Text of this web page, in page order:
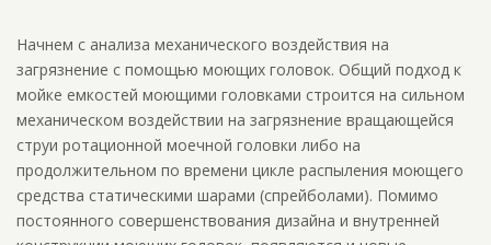
Начнем с анализа механического воздействия на
загрязнение с помощью моющих головок. Общий подход к
мойке емкостей моющими головками строится на сильном
механическом воздействии на загрязнение вращающейся
струи ротационной моечной головки либо на
продолжительном по времени цикле распыления моющего
средства статическими шарами (спрейболами). Помимо
постоянного совершенствования дизайна и внутренней